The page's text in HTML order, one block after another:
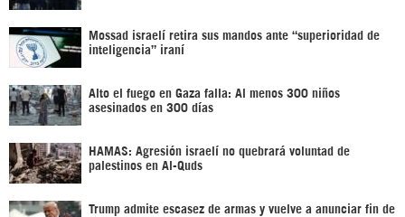
Mossad israelí retira sus mandos ante “superioridad de
inteligencia” iraní
Alto el fuego en Gaza falla: Al menos 300 niños
asesinados en 300 días
HAMAS: Agresión israelí no quebrará voluntad de
palestinos en Al-Quds
Trump admite escasez de armas y vuelve a anunciar fin de